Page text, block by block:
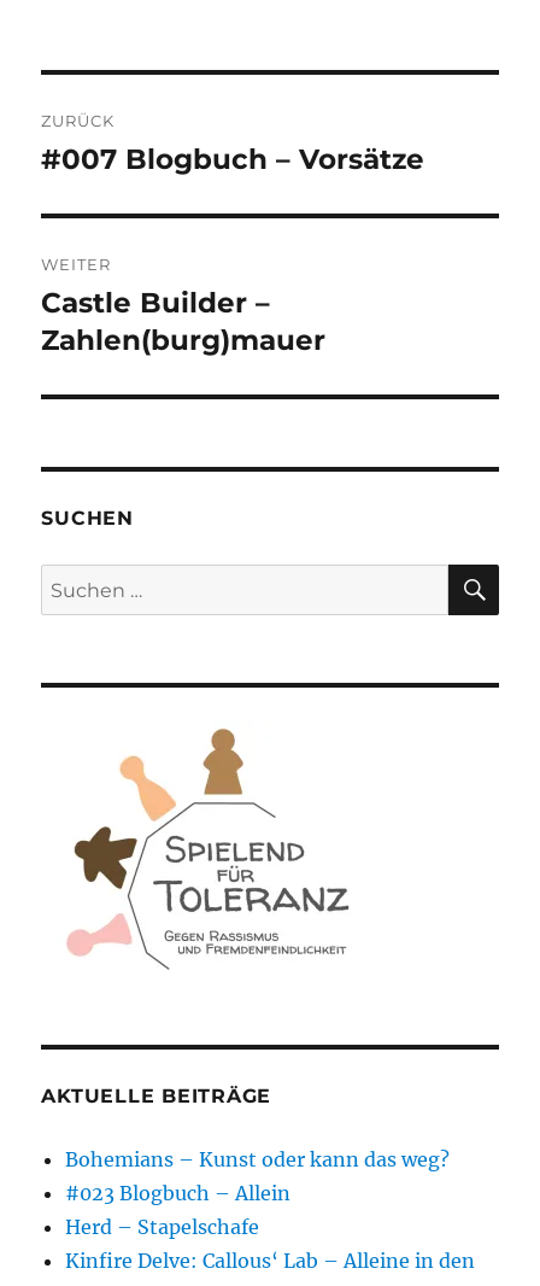
ZURÜCK
Vorheriger
#007 Blogbuch – Vorsätze
WEITER
Nächster
Beitrag:
Castle Builder –
Zahlen(burg)mauer
SUCHEN
Suchen
nach:
AKTUELLE BEITRÄGE
Bohemians – Kunst oder kann das weg?
#023 Blogbuch – Allein
Herd – Stapelschafe
Kinfire Delve: Callous‘ Lab – Alleine in den